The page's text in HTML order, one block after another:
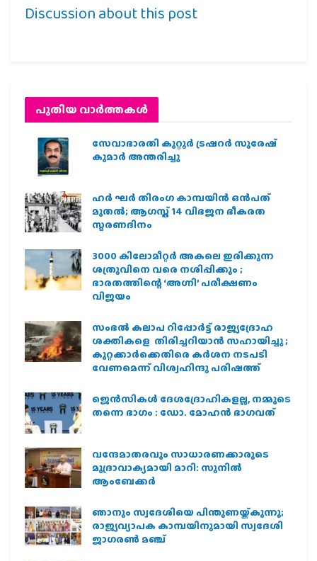
Discussion about this post
പുതിയ വാര്‍ത്തകള്‍
സേവാഭാരതി കുറ്റൂർ ട്രഷറർ സുരേഷ്
കുമാർ അന്തരിച്ചു
ഹര്‍ ഘര്‍ തിരംഗ കാമ്പയിന്‍ ഒന്‍പത്
മുതല്‍; ആഗസ്ത് 14 വിഭജന ഭീകരത
സ്മരണദിനം
3000 കിലോമീറ്റർ അകലെ ഇരിക്കുന്ന
ശത്രുവിനെ വരെ നശിപ്പിക്കും ;
ഭാരതത്തിന്റെ ‘അഗ്നി’ പരീക്ഷണം
വിജയം
സംഭൽ കലാപ റിപ്പോർട്ട് രാജ്യദ്രോഹ
ശക്തികളെ തിരിച്ചറിയാൻ സഹായിച്ചു ;
കുറ്റക്കാർക്കെതിരെ കർശന നടപടി
വേണമെന്ന് വിശ്വഹിന്ദു പരിഷത്ത്
ജെന്‍സികള്‍ ദേശദ്രോഹികളല്ല, നമ്മുടെ
തന്നെ ഭാഗം : ഡോ. മോഹന്‍ ഭാഗവത്
വന്ദേമാതരവും സാധാരണക്കാരുടെ
മുദ്രാവാക്യമായി മാറി: സുനിൽ
ആംബേക്കർ
ഞാനും സ്വദേശിയെ പിന്തുണയ്ക്കുന്നു;
രാജ്യവ്യാപക കാമ്പയിനുമായി സ്വദേശി
ജാഗരണ്‍ മഞ്ച്